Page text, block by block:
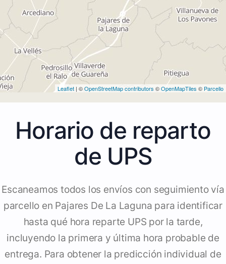
Leaflet | ©OpenStreetMap contributors ©OpenMapTiles © Parcello
Horario de reparto
de UPS
Escaneamos todos los envíos con seguimiento vía
parcello en Pajares De La Laguna para identificar
hasta qué hora reparte UPS por la tarde,
incluyendo la primera y última hora probable de
entrega. Para obtener la predicción individual de